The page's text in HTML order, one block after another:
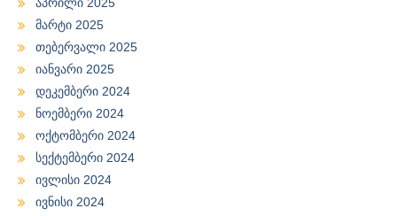
მარტი 2025
თებერვალი 2025
იანვარი 2025
დეკემბერი 2024
ნოემბერი 2024
ოქტომბერი 2024
სექტემბერი 2024
ივლისი 2024
ივნისი 2024